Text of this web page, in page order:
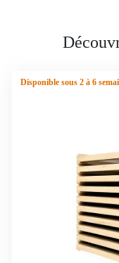
Disponible sous 2 à 6